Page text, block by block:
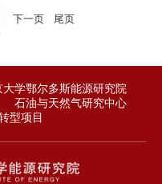
下一页 尾页
大学鄂尔多斯能源研究院
石油与天然气研究中心
型项目